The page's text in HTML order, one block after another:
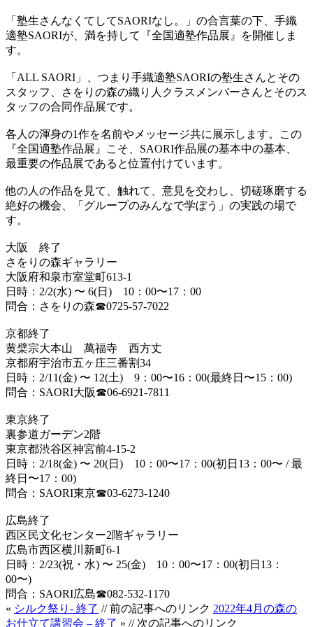
「塾生さんなくてしてSAORIなし。」の合言葉の下、手織
適塾SAORIが、満を持して『全国適塾作品展』を開催しま
す。
「ALL SAORI」、つまり手織適塾SAORIの塾生さんとその
スタッフ、さをりの森の織り人クラスメンバーさんとそのス
タッフの合同作品展です。
各人の渾身の1作を名前やメッセージ共に展示します。この
『全国適塾作品展』こそ、SAORI作品展の基本中の基本、
最重要の作品展であると位置付けています。
他の人の作品を見て、触れて、意見を交わし、切磋琢磨する
絶好の機会、「グループのみんなで学ぼう」の実践の場で
す。
大阪
終了
さをりの森ギャラリー
大阪府和泉市室堂町613-1
日時：2/2(水) 〜 6(日) 10：00〜17：00
問合：さをりの森☎︎0725-57-7022
京都終了
黄檗宗大本山 萬福寺 西方丈
京都府宇治市五ヶ庄三番割34
日時：2/11(金) 〜 12(土) 9：00〜16：00(最終日〜15：00)
問合：SAORI大阪☎︎06-6921-7811
東京終了
裏参道ガーデン2階
東京都渋谷区神宮前4-15-2
日時：2/18(金) 〜 20(日) 10：00〜17：00(初日13：00〜 / 最
終日〜17：00)
問合：SAORI東京☎︎03-6273-1240
広島終了
西区民文化センター2階ギャラリー
広島市西区横川新町6-1
日時：2/23(祝・水) 〜 25(金) 10：00〜17：00(初日13：
00〜)
問合：SAORI広島☎︎082-532-1170
« シルク祭り- 終了 // 前の記事へのリンク 2022年4月の森の
お仕立て講習会 – 終了 » // 次の記事へのリンク